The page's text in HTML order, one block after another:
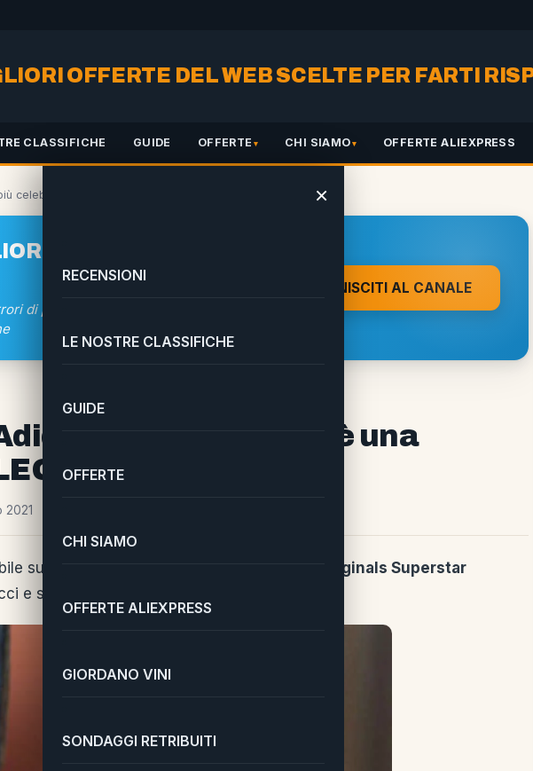
OFFERTE DEL WEB SCELTE PER FARTI
CLASSIFICHE GUIDE OFFERTE CHI SIAMO OFFERTE ALIEXPRESS
×
RECENSIONI
LE NOSTRE CLASSIFICHE
GUIDE
OFFERTE
CHI SIAMO
OFFERTE ALIEXPRESS
GIORDANO VINI
SONDAGGI RETRIBUITI
celebre ora è una superstar LEGO
SCONTI A UN CLIC DA
di prezzo e coupon direttamente sul tuo
UNISCITI AL CANALE
più celebre ora è una
2021
su LEGO store il nuovo
set LEGO adidas originals Superstar
e scatola da scarpe!